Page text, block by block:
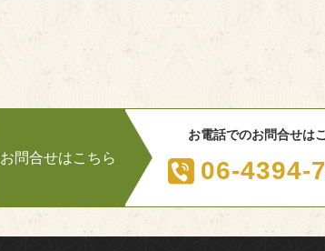
お問合せはこちら
お電話でのお問合せは
06-4394-